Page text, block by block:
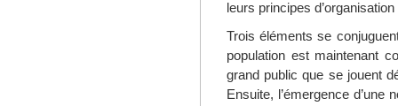
leurs principes d’organisation
Trois éléments se
population est maintenant
grand public que se jouent
Ensuite, l’émergence